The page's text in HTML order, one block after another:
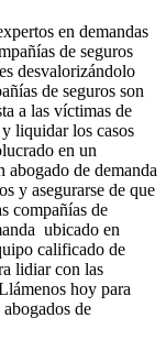
en demandas
de seguros
desvalorizándolo
de seguros son
a las víctimas de
liquidar los casos
en un
abogado de demanda
y asegurarse de que
compañías de
ubicado en
calificado de
lidiar con las
hoy para
de